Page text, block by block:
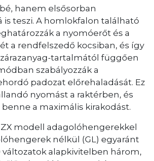
hanem elsősorban
is teszi. A homlokfalon található
a nyomóerőt és a
a rendfelszedő kocsiban, és így
tartalmától függően
szabályozzák a
padozat előrehaladását. Ez
nyomást a raktérben, és
benne a maximális kirakodást.
ZX modell adagolóhengerekkel
nélkül (GL) egyaránt
változatok alapkivitelben három,